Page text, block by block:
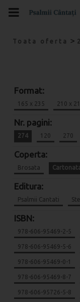
Toata oferta >
Format:
165 x 235 210 x
Nr. pagini:
274 120 270
Coperta:
Brosata
Editura:
Psalmii Cantati
ISBN:
978-606-95469-2-5
978-606-95469-5-6
978-606-95469-0-1
978-606-95469-8-7
978-606-95726-5-8